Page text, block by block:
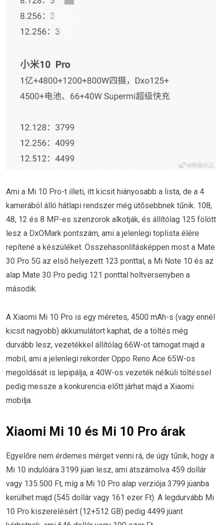
Ami a Mi 10 Pro-t illeti, itt kicsit hiányosabb a lista, de a 4
kamerából álló hátlapi rendszer még ütősebbnek tűnik. 108,
48, 12 és 8 MP-es szenzorok alkotják, és állítólag 125 fölött
lesz a DxOMark pontszám, ami a jelenlegi toplista élére
repítené a készüléket. Összehasonlításképpen most a Mate
30 Pro 5G az első helyezett 123 ponttal, a Mi Note 10 és az
alap Mate 30 Pro pedig 121 ponttal holtversenyben a
második.
A Xiaomi Mi 10 Pro is egy méretes, 4500 mAh-s (vagy ennél
kicsit nagyobb) akkumulátort kaphat, de a töltés még
durvább lesz, vezetékkel állítólag 66W-ot támogat majd a
mobil, ami a jelenlegi rekorder Oppo Reno Ace 65W-os
megoldását is lepipálja, a 40W-os vezeték nélküli töltéssel
pedig messze a konkurencia előtt járhat majd a Xiaomi
mobilja.
Xiaomi Mi 10 és Mi 10 Pro árak
Egyelőre nem érdemes mérget venni rá, de úgy tűnik, hogy a
Mi 10 indulóára 3199 jüan lesz, ami átszámolva 459 dollár
vagy 135.500 Ft, míg a Mi 10 Pro alap verziója 3799 jüanba
kerülhet majd (545 dollár vagy 161 ezer Ft). A legdurvább Mi
10 Pro kiszerelésért (12+512 GB) pedig 4499 jüant